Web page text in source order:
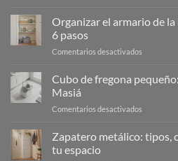
Metálicos:
Organizar
Organizar el armario de
6 pasos
Comentarios desactivados
armario
guía
Cubo de fregona
Masiá
Comentarios desactivados
de
fregona
Zapatero metálico: tipos,
tu espacio